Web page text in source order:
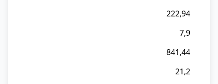
222,94
7,9
841,44
21,2